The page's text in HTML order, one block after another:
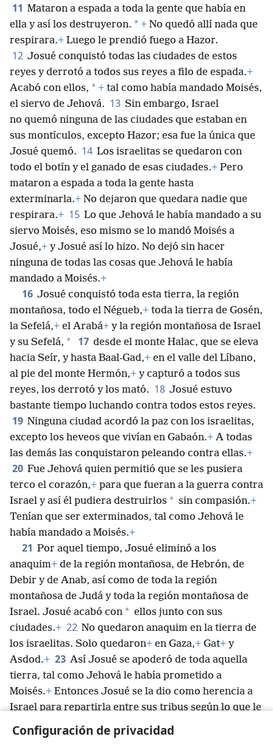
Configuración de privacidad
11 Mataron a espada a toda la gente que había en
ella y así los destruyeron. * + No quedó allí nada que
respirara.+ Luego le prendió fuego a Hazor.
12 Josué conquistó todas las ciudades de estos
reyes y derrotó a todos sus reyes a filo de espada.+
Acabó con ellos, * + tal como había mandado Moisés,
el siervo de Jehová. 13 Sin embargo, Israel
no quemó ninguna de las ciudades que estaban en
sus montículos, excepto Hazor; esa fue la única que
Josué quemó. 14 Los israelitas se quedaron con
todo el botín y el ganado de esas ciudades.+ Pero
mataron a espada a toda la gente hasta
exterminarla.+ No dejaron que quedara nadie que
respirara.+ 15 Lo que Jehová le había mandado a su
siervo Moisés, eso mismo se lo mandó Moisés a
Josué,+ y Josué así lo hizo. No dejó sin hacer
ninguna de todas las cosas que Jehová le había
mandado a Moisés.+
16 Josué conquistó toda esta tierra, la región
montañosa, todo el Négueb,+ toda la tierra de Gosén,
la Sefelá,+ el Arabá+ y la región montañosa de Israel
y su Sefelá, * 17 desde el monte Halac, que se eleva
hacia Seír, y hasta Baal-Gad,+ en el valle del Líbano,
al pie del monte Hermón,+ y capturó a todos sus
reyes, los derrotó y los mató. 18 Josué estuvo
bastante tiempo luchando contra todos estos reyes.
19 Ninguna ciudad acordó la paz con los israelitas,
excepto los heveos que vivían en Gabaón.+ A todas
las demás las conquistaron peleando contra ellas.+
20 Fue Jehová quien permitió que se les pusiera
terco el corazón,+ para que fueran a la guerra contra
Israel y así él pudiera destruirlos * sin compasión.+
Tenían que ser exterminados, tal como Jehová le
había mandado a Moisés.+
21 Por aquel tiempo, Josué eliminó a los
anaquim+ de la región montañosa, de Hebrón, de
Debir y de Anab, así como de toda la región
montañosa de Judá y toda la región montañosa de
Israel. Josué acabó con * ellos junto con sus
ciudades.+ 22 No quedaron anaquim en la tierra de
los israelitas. Solo quedaron+ en Gaza,+ Gat+ y
Asdod.+ 23 Así Josué se apoderó de toda aquella
tierra, tal como Jehová le había prometido a
Moisés.+ Entonces Josué se la dio como herencia a
Israel para repartirla entre sus tribus según lo que le
tocaba a cada una.
+
Y dejó de haber guerra en la
región.+